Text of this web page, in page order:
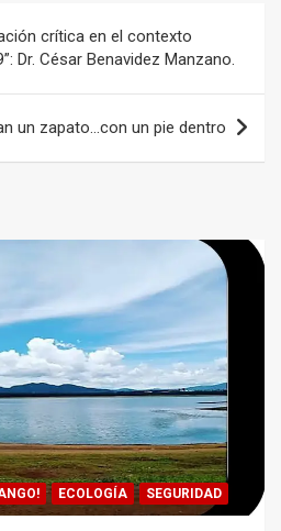
crítica en el contexto
Dr. César Benavidez Manzano.
un zapato…con un pie dentro
ECOLOGÍA SEGURIDAD